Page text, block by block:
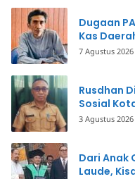
Dugaan
Kas
Terkait
7 Agustus 2026
Rusdhan
Sosial
3 Agustus 2026
Dari Anak
Laude,